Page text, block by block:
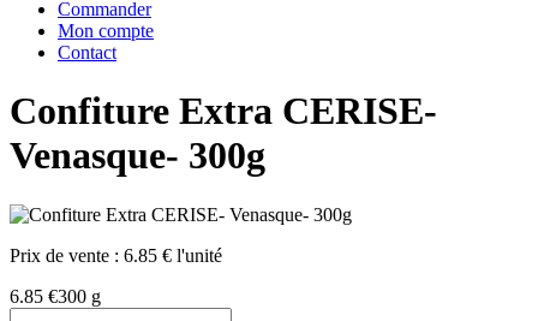
Commander
Mon compte
Contact
Confiture Extra CERISE-
Venasque- 300g
Prix de vente : 6.85 € l'unité
6.85 €300 g